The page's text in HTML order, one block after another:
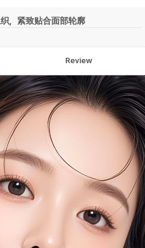
，紧致贴合面部轮廓
Review